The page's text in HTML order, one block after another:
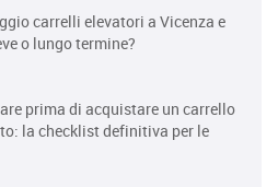
carrelli elevatori a Vicenza e
o lungo termine?
prima di acquistare un carrello
la checklist definitiva per le